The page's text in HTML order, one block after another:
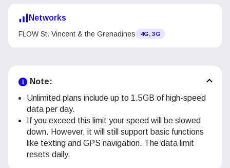
Networks
FLOW St. Vincent & the Grenadines 4G, 3G
Note:
Unlimited plans include up to 1.5GB of high-speed
data per day.
If you exceed this limit your speed will be slowed
down. However, it will still support basic functions
like texting and GPS navigation. The data limit
resets daily.